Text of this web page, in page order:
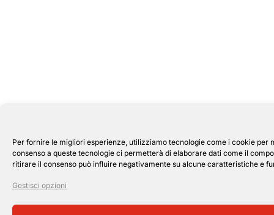
Per fornire le migliori esperienze, utilizziamo tecnologie come i cookie
consenso a queste tecnologie ci permetterà di elaborare dati come il
ritirare il consenso può influire negativamente su alcune caratteristiche e
Gestisci opzioni